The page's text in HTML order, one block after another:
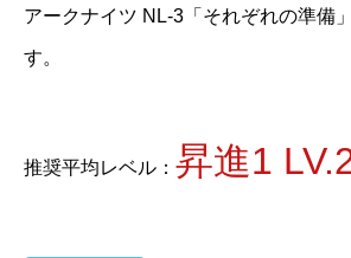
アークナイツ NL-3「それぞれの準備
す。
推奨平均レベル： 昇進1